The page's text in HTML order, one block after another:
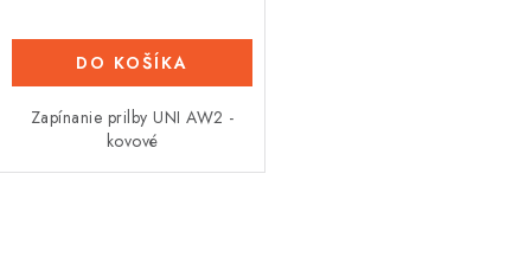
DO KOŠÍKA
Zapínanie prilby UNI AW2 -
kovové